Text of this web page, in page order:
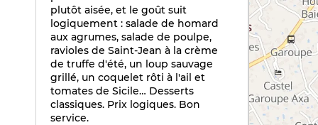
plutôt aisée, et le goût suit
logiquement : salade de homard
aux agrumes, salade de poulpe,
ravioles de Saint-Jean à la crème
de truffe d'été, un loup sauvage
grillé, un coquelet rôti à l'ail et
tomates de Sicile… Desserts
classiques. Prix logiques. Bon
service.